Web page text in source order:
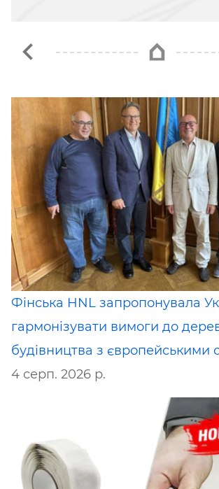
Фінська HNL запропонувала
гармонізувати вимоги до
будівництва з європейськими
4 серп. 2026 р.